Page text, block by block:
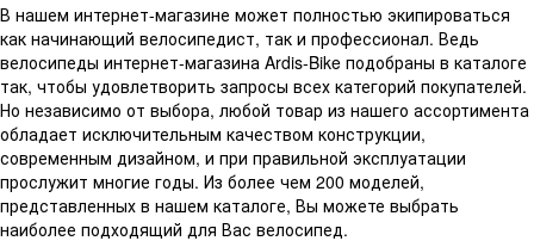
В нашем интернет-магазине может полностью экипироваться
как начинающий велосипедист, так и профессионал. Ведь
велосипеды интернет-магазина Ardis-Bike подобраны в каталоге
так, чтобы удовлетворить запросы всех категорий покупателей.
Но независимо от выбора, любой товар из нашего ассортимента
обладает исключительным качеством конструкции,
современным дизайном, и при правильной эксплуатации
прослужит многие годы. Из более чем 200 моделей,
представленных в нашем каталоге, Вы можете выбрать
наиболее подходящий для Вас велосипед.